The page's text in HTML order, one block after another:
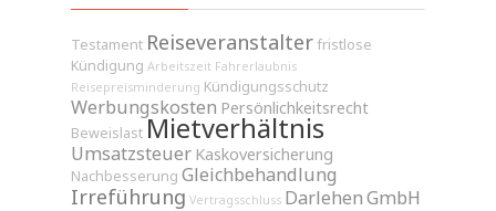
Testament Reiseveranstalter fristlose
Kündigung Arbeitszeit Fahrerlaubnis
Reisepreisminderung Kündigungsschutz
Werbungskosten Persönlichkeitsrecht
BeweislastMietverhältnis
Umsatzsteuer Kaskoversicherung
Nachbesserung Gleichbehandlung
Irreführung Vertragsschluss DarlehenGmbH